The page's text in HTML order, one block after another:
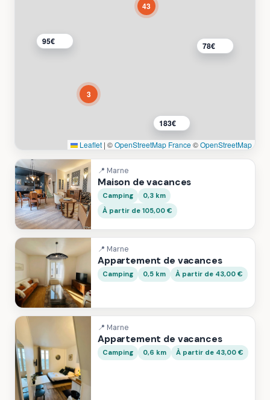
183€
78€
95€
3
43
Leaflet | ©OpenStreetMap France©OpenStreetMap
📍 Marne
Maison de vacances
Camping
0,3 km
À partir de 105,00 €
📍 Marne
Appartement de vacances
Camping 0,5 km À partir de 43,00 €
📍 Marne
Appartement de vacances
Camping 0,6 km À partir de 43,00 €